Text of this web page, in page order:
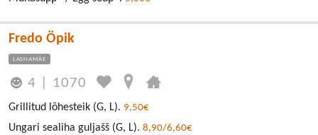
Fredo Öpik
LASNAMÄE
4 1070
Grillitud lõhesteik (G, L). 9,50€
Ungari sealiha guljašš (G, L). 8,90/6,60€